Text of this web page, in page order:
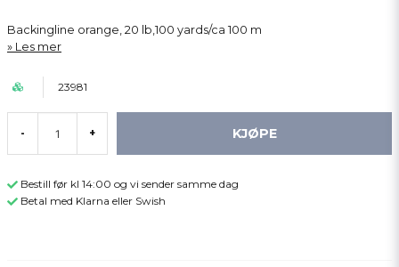
Backingline orange, 20 lb,100 yards/ca 100 m
Les mer
23981
- + KJØPE
Bestill før kl 14:00 og vi sender samme dag
Betal med Klarna eller Swish